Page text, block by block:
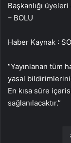
Başkanlığı
– BOLU
Haber Kaynak :
“Yayınlanan tüm
yasal
En kısa süre
sağlanılacaktır.”